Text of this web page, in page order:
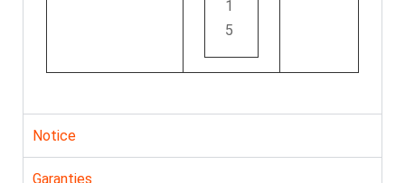
1
5
Notice
Garanties